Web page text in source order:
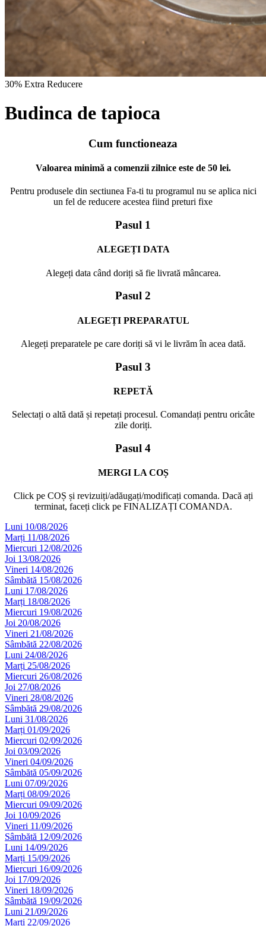
30% Extra Reducere
Budinca de tapioca
Cum functioneaza
Valoarea minimă a comenzii zilnice este de 50 lei.
Pentru produsele din sectiunea Fa-ti tu programul nu se aplica nici
un fel de reducere acestea fiind preturi fixe
Pasul 1
ALEGEȚI DATA
Alegeți data când doriți să fie livrată mâncarea.
Pasul 2
ALEGEȚI PREPARATUL
Alegeți preparatele pe care doriți să vi le livrăm în acea dată.
Pasul 3
REPETĂ
Selectați o altă dată și repetați procesul. Comandați pentru oricâte
zile doriți.
Pasul 4
MERGI LA COȘ
Click pe COȘ și revizuiți/adăugați/modificați comanda. Dacă ați
terminat, faceți click pe FINALIZAȚI COMANDA.
Luni 10/08/2026
Marți 11/08/2026
Miercuri 12/08/2026
Joi 13/08/2026
Vineri 14/08/2026
Sâmbătă 15/08/2026
Luni 17/08/2026
Marți 18/08/2026
Miercuri 19/08/2026
Joi 20/08/2026
Vineri 21/08/2026
Sâmbătă 22/08/2026
Luni 24/08/2026
Marți 25/08/2026
Miercuri 26/08/2026
Joi 27/08/2026
Vineri 28/08/2026
Sâmbătă 29/08/2026
Luni 31/08/2026
Marți 01/09/2026
Miercuri 02/09/2026
Joi 03/09/2026
Vineri 04/09/2026
Sâmbătă 05/09/2026
Luni 07/09/2026
Marți 08/09/2026
Miercuri 09/09/2026
Joi 10/09/2026
Vineri 11/09/2026
Sâmbătă 12/09/2026
Luni 14/09/2026
Marți 15/09/2026
Miercuri 16/09/2026
Joi 17/09/2026
Vineri 18/09/2026
Sâmbătă 19/09/2026
Luni 21/09/2026
Marți 22/09/2026